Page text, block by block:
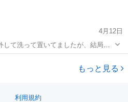
4月12日
て洗って置いてましたが、結局使
はありません。 洗ってから使って
ってます。気にならない方いかがで
もっと見る
利用規約